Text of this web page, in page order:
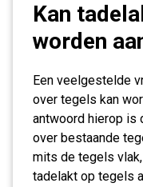
Kan
worden
Een veelgestelde
over tegels kan
antwoord hierop is
over bestaande
mits de tegels
tadelakt op tegels